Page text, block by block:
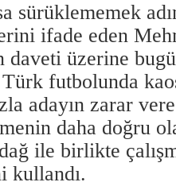
sürüklememek
ifade eden
üzerine
futbolunda
adayın zarar
daha doğru
ile birlikte
kullandı.